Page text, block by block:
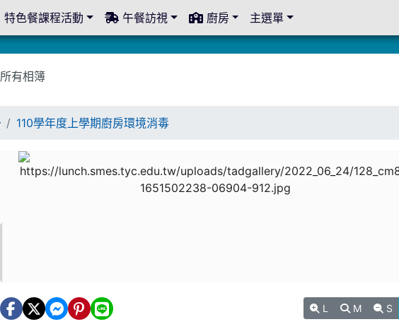
所有相簿
110學年度上學期廚房環境消毒
L M S
特色餐課程活動 午餐訪視 廚房 主選單